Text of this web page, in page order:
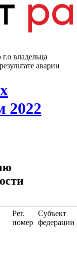
владельца
аварии
2022
Рег.
номер
Субъект
федерации